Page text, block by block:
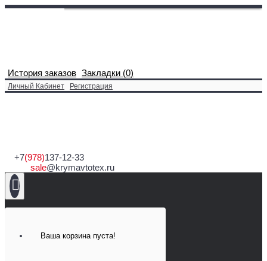
История заказов Закладки (0)
Личный Кабинет Регистрация
+7(978)137-12-33
sale@krymavtotex.ru
Ваша корзина пуста!